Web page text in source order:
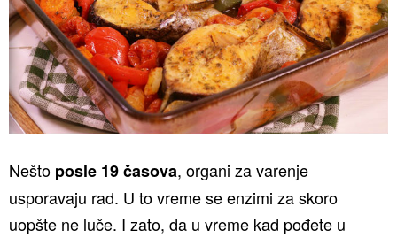
Nešto posle 19 časova, organi za varenje
usporavaju rad. U to vreme se enzimi za skoro
uopšte ne luče. I zato, da u vreme kad pođete u